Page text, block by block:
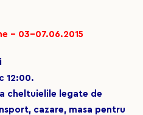
- 03-07.06.2015
12:00.
cheltuielile legate de
cazare, masa pentru